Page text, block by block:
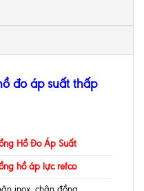
đo áp suất thấp
Hồ Đo Áp Suất
hồ áp lực refco